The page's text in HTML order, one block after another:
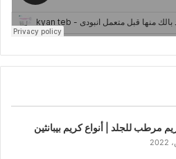
مرطب للجلد | أنواع كريم بيبانثين